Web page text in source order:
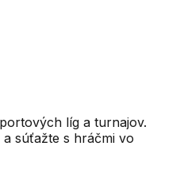
líg a turnajov.
súťažte s hráčmi vo